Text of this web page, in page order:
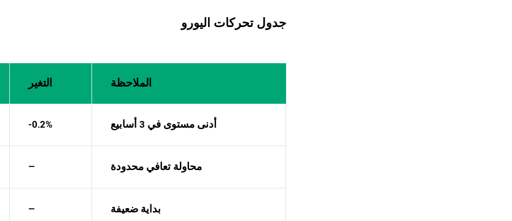
جدول تحركات اليورو
التغير الملاحظة
-0.2% أدنى مستوى في 3 أسابيع
— محاولة تعافي محدودة
— بداية ضعيفة